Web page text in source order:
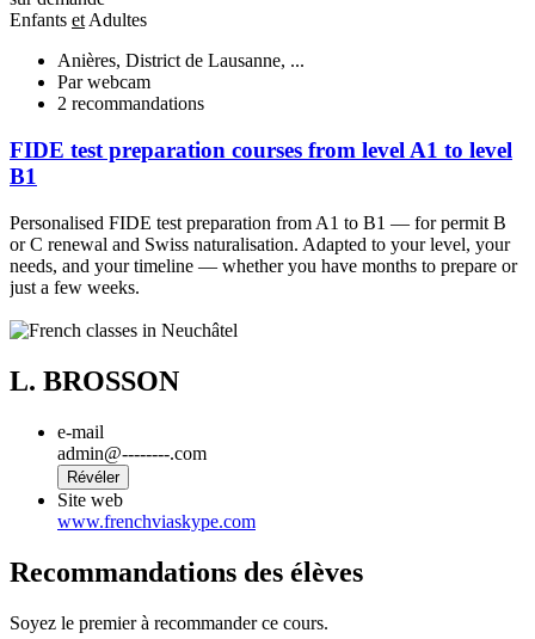
Enfants et Adultes
Anières, District de Lausanne, ...
Par webcam
2 recommandations
FIDE test preparation courses from level A1 to level
B1
Personalised FIDE test preparation from A1 to B1 — for permit B
or C renewal and Swiss naturalisation. Adapted to your level, your
needs, and your timeline — whether you have months to prepare or
just a few weeks.
L. BROSSON
e-mail
admin@--------.com
Révéler
Site web
www.frenchviaskype.com
Recommandations des élèves
Soyez le premier à recommander ce cours.